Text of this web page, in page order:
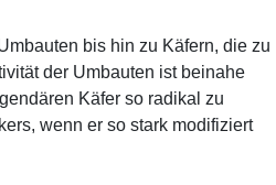
bis hin zu Käfern, die zu
der Umbauten ist beinahe
Käfer so radikal zu
wenn er so stark modifiziert